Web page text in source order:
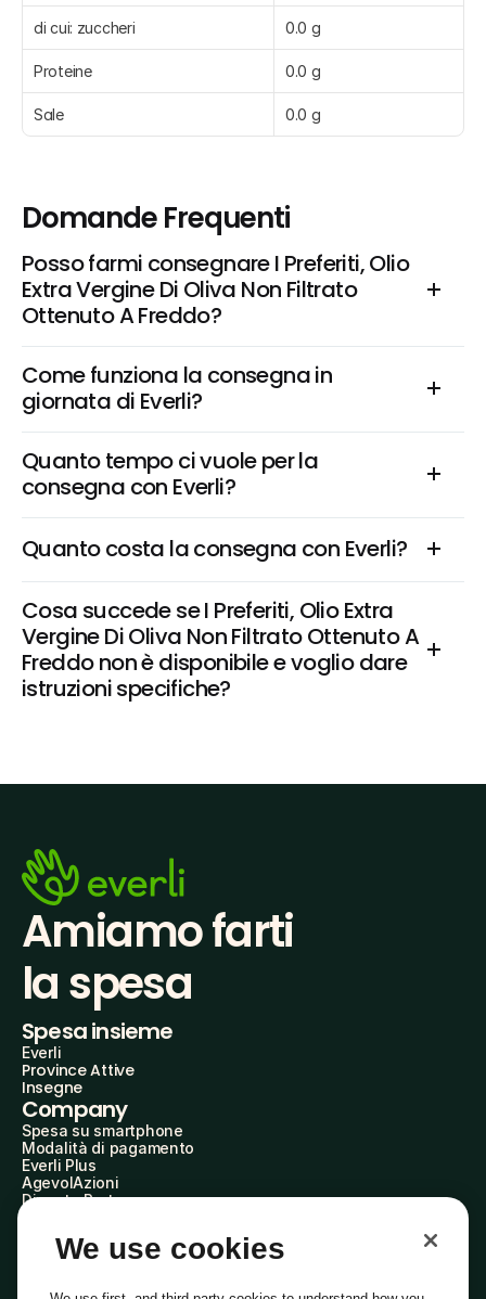
di cui: zuccheri 0.0 g
Proteine 0.0 g
Sale 0.0 g
Domande Frequenti
Posso farmi consegnare I Preferiti, Olio
Extra Vergine Di Oliva Non Filtrato
Ottenuto A Freddo?
Come funziona la consegna in
giornata di Everli?
Quanto tempo ci vuole per la
consegna con Everli?
Quanto costa la consegna con Everli?
Cosa succede se I Preferiti, Olio Extra
Vergine Di Oliva Non Filtrato Ottenuto A
Freddo non è disponibile e voglio dare
istruzioni specifiche?
Amiamo farti
la spesa
Spesa insieme
Everli
Province Attive
Insegne
Company
Spesa su smartphone
Modalità di pagamento
Everli Plus
AgevolAzioni
Diventa Partner
Everli Shoppers
About Us
We use cookies